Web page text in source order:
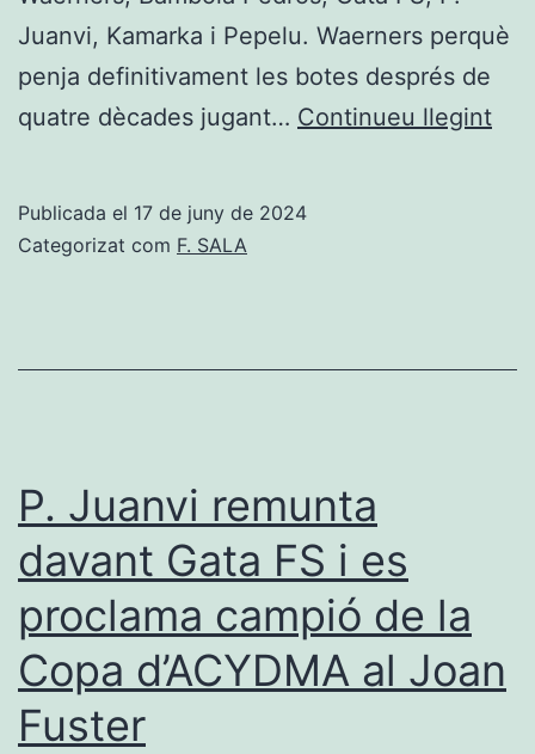
Juanvi, Kamarka i Pepelu. Waerners perquè
penja definitivament les botes després de
quatre dècades jugant… Continueu llegint
Publicada el 17 de juny de 2024
Categorizat com F. SALA
P. Juanvi remunta
davant Gata FS i es
proclama campió de la
Copa d’ACYDMA al Joan
Fuster